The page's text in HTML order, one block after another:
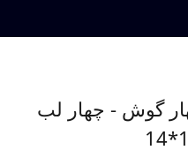
گوش - چهار لب